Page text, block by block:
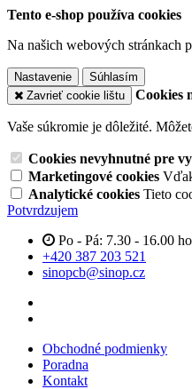
Tento e-shop používa cookies
Na našich webových stránkach
Nastavenie
Súhlasím
Zavrieť cookie lištu
Cookies
Vaše súkromie je dôležité.
Cookies nevyhnutné pre
Marketingové cookies
Analytické cookies Tieto
Potvrdzujem
Po - Pá: 7.30 - 16.00
+420 387 203 521
sinopcb@sinop.cz
Obchodné podmienky
Poradna
Kontakt